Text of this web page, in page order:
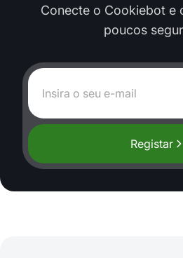
Conecte o Cookiebot e
poucos
Registar